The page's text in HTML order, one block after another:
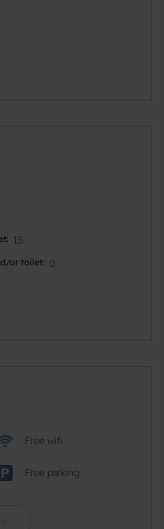
15
or toilet 0
Free wifi
Free parking